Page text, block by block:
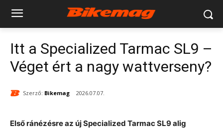
Itt a Specialized Tarmac SL9 –
Véget ért a nagy wattverseny?
Szerző: Bikemag 2026.07.07.
Első ránézésre az új Specialized Tarmac SL9 alig